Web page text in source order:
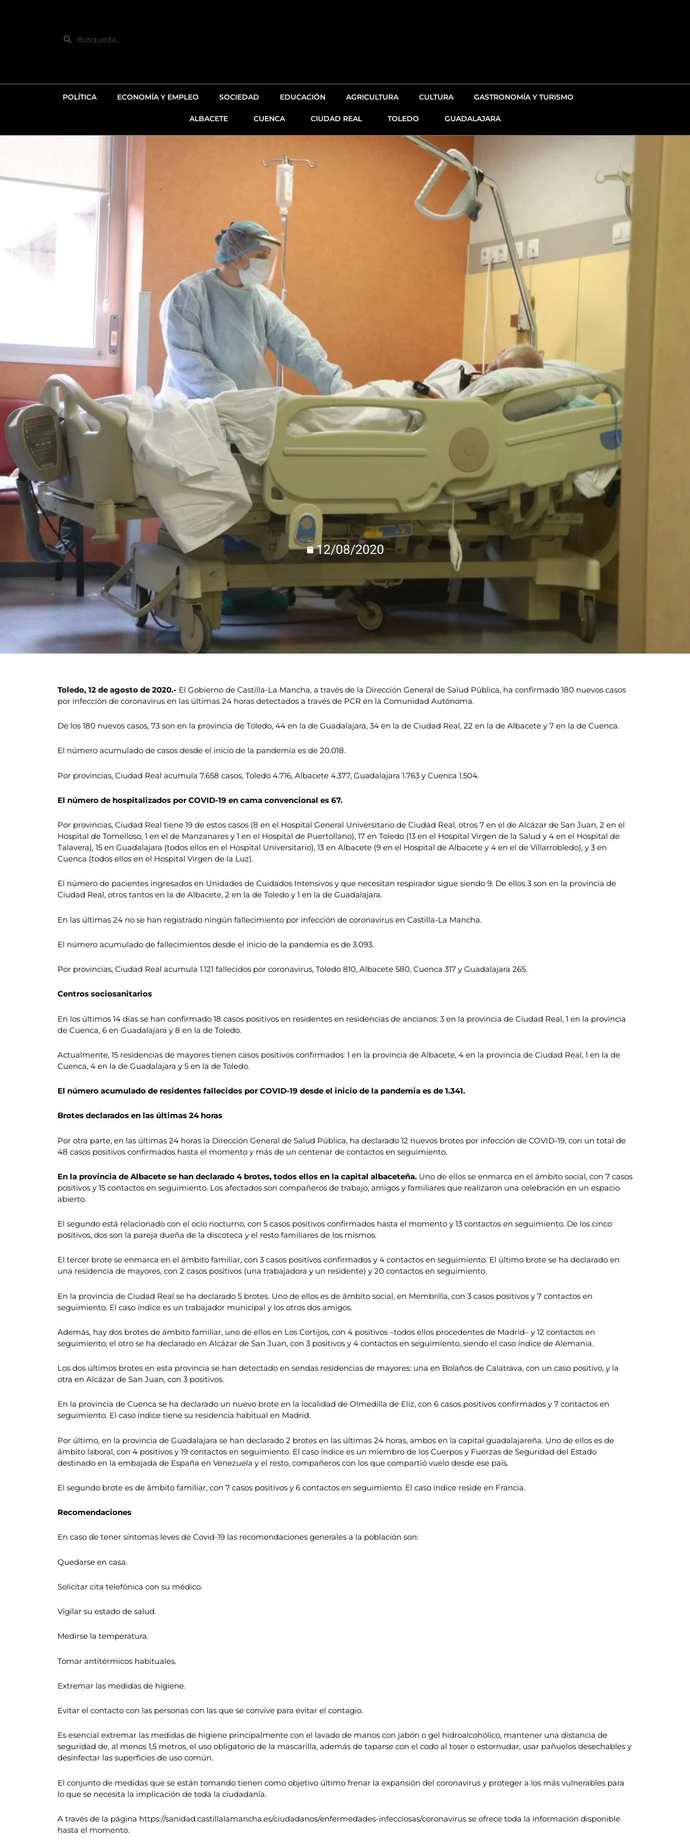
Search
POLÍTICA ECONOMÍA Y EMPLEO SOCIEDAD EDUCACIÓN AGRICULTURA CULTURA GASTRONOMÍA Y TURISMO
ALBACETE CUENCA CIUDAD REAL TOLEDO GUADALAJARA
12/08/2020
Toledo, 12 de agosto de 2020.- El Gobierno de Castilla-La Mancha, a través de la Dirección General de Salud Pública, ha confirmado 180 nuevos casos
por infección de coronavirus en las últimas 24 horas detectados a través de PCR en la Comunidad Autónoma.
De los 180 nuevos casos, 73 son en la provincia de Toledo, 44 en la de Guadalajara, 34 en la de Ciudad Real, 22 en la de Albacete y 7 en la de Cuenca.
El número acumulado de casos desde el inicio de la pandemia es de 20.018.
Por provincias, Ciudad Real acumula 7.658 casos, Toledo 4.716, Albacete 4.377, Guadalajara 1.763 y Cuenca 1.504.
El número de hospitalizados por COVID-19 en cama convencional es 67.
Por provincias, Ciudad Real tiene 19 de estos casos (8 en el Hospital General Universitario de Ciudad Real, otros 7 en el de Alcázar de San Juan, 2 en el
Hospital de Tomelloso, 1 en el de Manzanares y 1 en el Hospital de Puertollano), 17 en Toledo (13 en el Hospital Virgen de la Salud y 4 en el Hospital de
Talavera), 15 en Guadalajara (todos ellos en el Hospital Universitario), 13 en Albacete (9 en el Hospital de Albacete y 4 en el de Villarrobledo), y 3 en
Cuenca (todos ellos en el Hospital Virgen de la Luz).
El número de pacientes ingresados en Unidades de Cuidados Intensivos y que necesitan respirador sigue siendo 9. De ellos 3 son en la provincia de
Ciudad Real, otros tantos en la de Albacete, 2 en la de Toledo y 1 en la de Guadalajara.
En las últimas 24 no se han registrado ningún fallecimiento por infección de coronavirus en Castilla-La Mancha.
El número acumulado de fallecimientos desde el inicio de la pandemia es de 3.093.
Por provincias, Ciudad Real acumula 1.121 fallecidos por coronavirus, Toledo 810, Albacete 580, Cuenca 317 y Guadalajara 265.
Centros sociosanitarios
En los últimos 14 días se han confirmado 18 casos positivos en residentes en residencias de ancianos: 3 en la provincia de Ciudad Real, 1 en la provincia
de Cuenca, 6 en Guadalajara y 8 en la de Toledo.
Actualmente, 15 residencias de mayores tienen casos positivos confirmados: 1 en la provincia de Albacete, 4 en la provincia de Ciudad Real, 1 en la de
Cuenca, 4 en la de Guadalajara y 5 en la de Toledo.
El número acumulado de residentes fallecidos por COVID-19 desde el inicio de la pandemia es de 1.341.
Brotes declarados en las últimas 24 horas
Por otra parte, en las últimas 24 horas la Dirección General de Salud Pública, ha declarado 12 nuevos brotes por infección de COVID-19, con un total de
48 casos positivos confirmados hasta el momento y más de un centenar de contactos en seguimiento.
En la provincia de Albacete se han declarado 4 brotes, todos ellos en la capital albaceteña. Uno de ellos se enmarca en el ámbito social, con 7 casos
positivos y 15 contactos en seguimiento. Los afectados son compañeros de trabajo, amigos y familiares que realizaron una celebración en un espacio
abierto.
El segundo está relacionado con el ocio nocturno, con 5 casos positivos confirmados hasta el momento y 13 contactos en seguimiento. De los cinco
positivos, dos son la pareja dueña de la discoteca y el resto familiares de los mismos.
El tercer brote se enmarca en el ámbito familiar, con 3 casos positivos confirmados y 4 contactos en seguimiento. El último brote se ha declarado en
una residencia de mayores, con 2 casos positivos (una trabajadora y un residente) y 20 contactos en seguimiento.
En la provincia de Ciudad Real se ha declarado 5 brotes. Uno de ellos es de ámbito social, en Membrilla, con 3 casos positivos y 7 contactos en
seguimiento. El caso índice es un trabajador municipal y los otros dos amigos.
Además, hay dos brotes de ámbito familiar, uno de ellos en Los Cortijos, con 4 positivos –todos ellos procedentes de Madrid– y 12 contactos en
seguimiento; el otro se ha declarado en Alcázar de San Juan, con 3 positivos y 4 contactos en seguimiento, siendo el caso índice de Alemania.
Los dos últimos brotes en esta provincia se han detectado en sendas residencias de mayores: una en Bolaños de Calatrava, con un caso positivo, y la
otra en Alcázar de San Juan, con 3 positivos.
En la provincia de Cuenca se ha declarado un nuevo brote en la localidad de Olmedilla de Eliz, con 6 casos positivos confirmados y 7 contactos en
seguimiento. El caso índice tiene su residencia habitual en Madrid.
Por último, en la provincia de Guadalajara se han declarado 2 brotes en las últimas 24 horas, ambos en la capital guadalajareña. Uno de ellos es de
ámbito laboral, con 4 positivos y 19 contactos en seguimiento. El caso índice es un miembro de los Cuerpos y Fuerzas de Seguridad del Estado
destinado en la embajada de España en Venezuela y el resto, compañeros con los que compartió vuelo desde ese país.
El segundo brote es de ámbito familiar, con 7 casos positivos y 6 contactos en seguimiento. El caso índice reside en Francia.
Recomendaciones
En caso de tener síntomas leves de Covid-19 las recomendaciones generales a la población son:
Quedarse en casa.
Solicitar cita telefónica con su médico.
Vigilar su estado de salud.
Medirse la temperatura.
Tomar antitérmicos habituales.
Extremar las medidas de higiene.
Evitar el contacto con las personas con las que se convive para evitar el contagio.
Es esencial extremar las medidas de higiene principalmente con el lavado de manos con jabón o gel hidroalcohólico, mantener una distancia de
seguridad de, al menos 1,5 metros, el uso obligatorio de la mascarilla, además de taparse con el codo al toser o estornudar, usar pañuelos desechables y
desinfectar las superficies de uso común.
El conjunto de medidas que se están tomando tienen como objetivo último frenar la expansión del coronavirus y proteger a los más vulnerables para
lo que se necesita la implicación de toda la ciudadanía.
A través de la página https://sanidad.castillalamancha.es/ciudadanos/enfermedades-infecciosas/coronavirus se ofrece toda la información disponible
hasta el momento.